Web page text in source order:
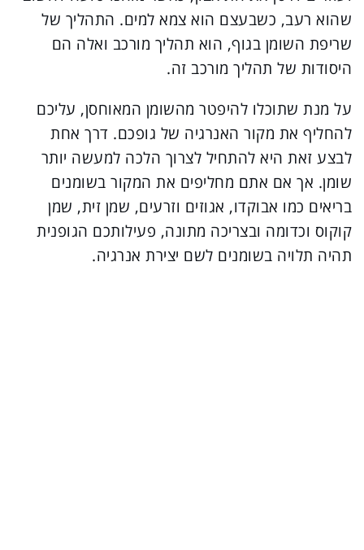
שהוא רעב, כשבעצם הוא צמא למים. התהליך של
שריפת השומן בגוף, הוא תהליך מורכב ואלה הם
היסודות של תהליך מורכב זה.
על מנת שתוכלו להיפטר מהשומן המאוחסן, עליכם
להחליף את מקור האנרגיה של גופכם. דרך אחת
לבצע זאת היא להתחיל לצרוך הלכה למעשה יותר
שומן. אך אם אתם מחליפים את המקור בשומנים
בריאים כמו אבוקדו, אגוזים וזרעים, שמן זית, שמן
קוקוס וכדומה ובצריכה מתונה, פעילותכם הגופנית
תהיה תלויה בשומנים לשם יצירת אנרגיה.